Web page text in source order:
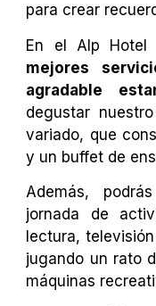
para crear
En el Alp Hotel
mejores
agradable
degustar
variado, que
y un buffet de
Además,
jornada de
lectura,
jugando un rato
máquinas